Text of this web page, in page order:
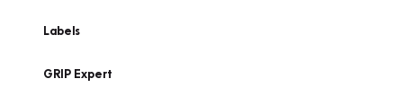
Labels
GRIP Expert